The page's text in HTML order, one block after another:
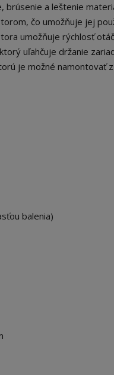
brúsenie a leštenie
čo umožňuje jej
umožňuje rýchlosť
uľahčuje držanie
je možné namontovať
balenia)